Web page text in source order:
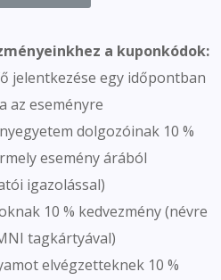
a kuponkódok:
jelentkezése egy időpontban
az eseményre
dolgozóinak 10 %
esemény árából
igazolással)
10 % kedvezmény (névre
tagkártyával)
elvégzetteknek 10 %